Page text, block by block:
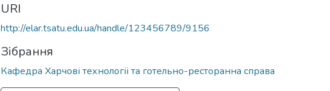
URI
http://elar.tsatu.edu.ua/handle/123456789/9156
Зібрання
Кафедра Харчові технологіі та готельно-ресторанна справа